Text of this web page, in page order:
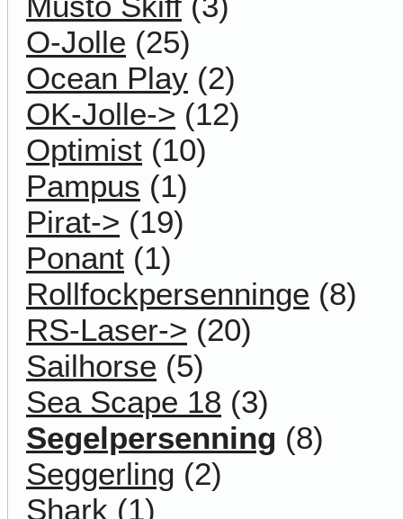
O-Jolle (25)
Ocean Play (2)
OK-Jolle-> (12)
Optimist (10)
Pampus (1)
Pirat-> (19)
Ponant (1)
Rollfockpersenninge (8)
RS-Laser-> (20)
Sailhorse (5)
Sea Scape 18 (3)
Segelpersenning (8)
Seggerling (2)
Shark (1)